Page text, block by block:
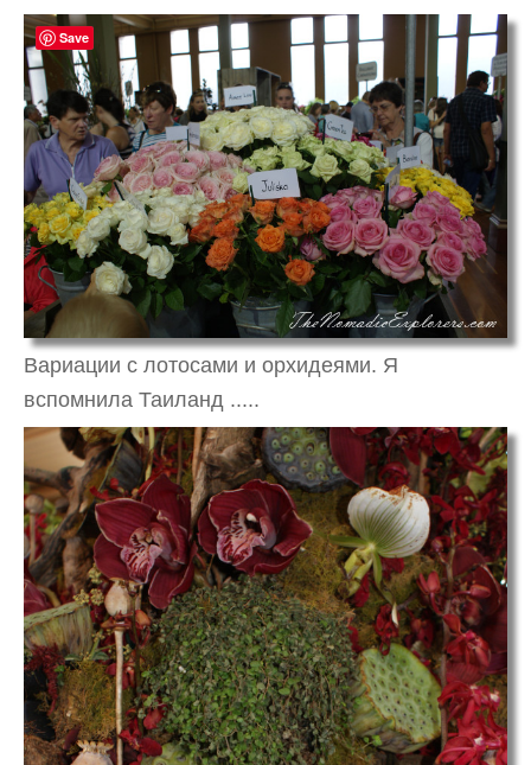
Вариации с лотосами и орхидеями. Я
вспомнила Таиланд .....
Save